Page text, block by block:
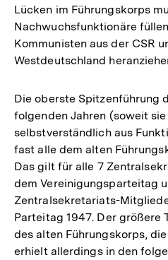
Lücken im Führungskorps
Nachwuchsfunktionäre
Kommunisten aus der CSR
Westdeutschland
Die oberste Spitzenführung
folgenden Jahren (soweit
selbstverständlich aus
fast alle dem alten
Das gilt für alle 7
dem Vereinigungsparteitag
Zentralsekretariats-
Parteitag 1947. Der größere
des alten Führungskorps,
erhielt allerdings in den